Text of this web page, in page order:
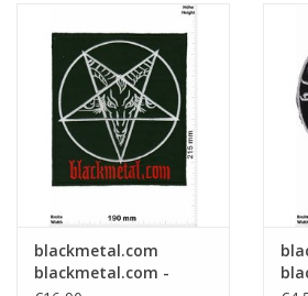
Patch II
Sleutelhanger
Sticker
blackmetal.com
blackmetal.com -